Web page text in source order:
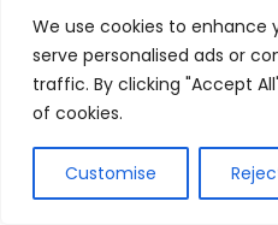
We use cookies to enhance
serve personalised ads or
traffic. By clicking "Accept
of cookies.
Customise
Veja na
Veja no
Com excelente
exclusivo suporte
O Inalador Medicate é